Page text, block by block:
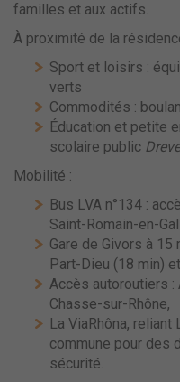
familles et aux actifs.
À proximité de la
Sport et loisirs :
verts
Commodités :
Éducation et petite
scolaire public
Mobilité :
Bus LVA n°134 :
Saint-Romain-en-
Gare de Givors à
Part-Dieu (18 min)
Accès autoroutiers :
Chasse-sur-Rhône,
La ViaRhôna, reliant
commune pour des
sécurité.